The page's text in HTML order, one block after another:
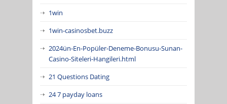
1win
1win-casinosbet.buzz
2024ün-En-Popüler-Deneme-Bonusu-Sunan-
Casino-Siteleri-Hangileri.html
21 Questions Dating
24 7 payday loans